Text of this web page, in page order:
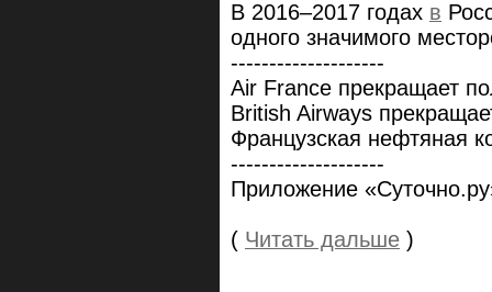
В 2016–2017 годах в
одного значимого
--------------------
Air France прекращает
British Airways
Французская нефтяная
--------------------
Приложение
( Читать дальше )